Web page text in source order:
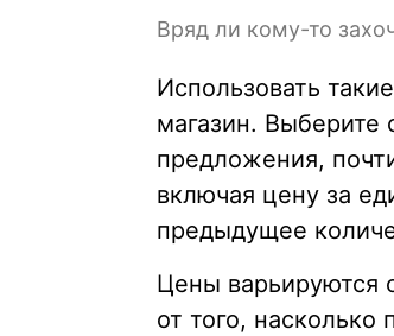
Вряд ли кому-то
Использовать
магазин. Выберите
предложения,
включая цену за
предыдущее
Цены варьируются
от того,